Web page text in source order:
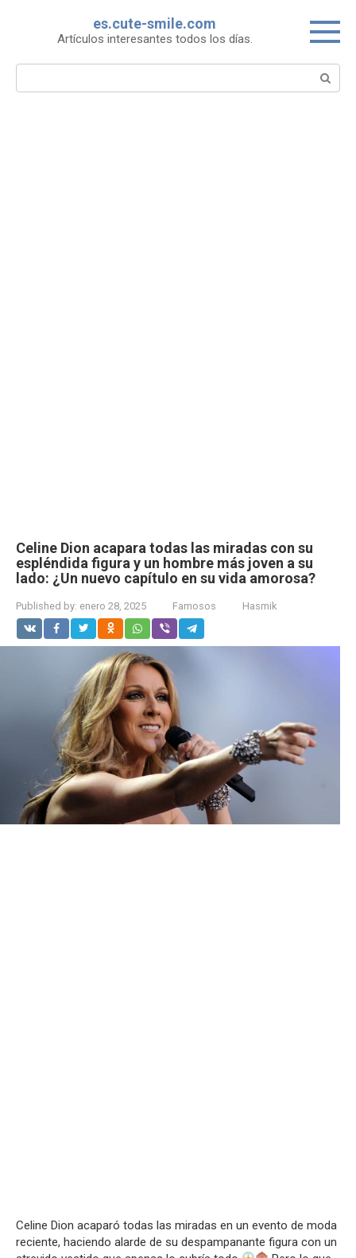
es.cute-smile.com
Artículos interesantes todos los días.
Search:
Celine Dion acapara todas las miradas con su
espléndida figura y un hombre más joven a su
lado: ¿Un nuevo capítulo en su vida amorosa?
Published by: enero 28, 2025 Famosos Hasmik
Celine Dion acaparó todas las miradas en un evento de moda
reciente, haciendo alarde de su despampanante figura con un